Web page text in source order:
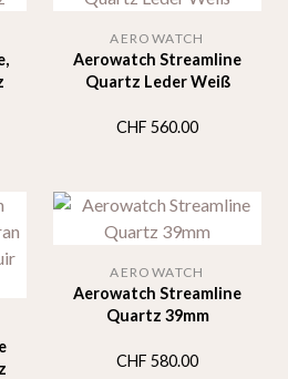
Aerowatch Streamline
Quartz Leder Weiß
AEROWATCH
CHF 560.00
Aerowatch Streamline
Quartz 39mm
AEROWATCH
CHF 580.00